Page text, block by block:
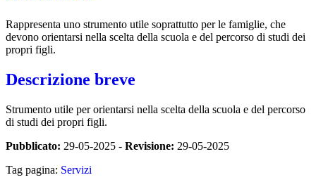
Rappresenta uno strumento utile soprattutto per le famiglie, che
devono orientarsi nella scelta della scuola e del percorso di studi dei
propri figli.
Descrizione breve
Strumento utile per orientarsi nella scelta della scuola e del percorso
di studi dei propri figli.
Pubblicato: 29-05-2025 - Revisione: 29-05-2025
Tag pagina: Servizi